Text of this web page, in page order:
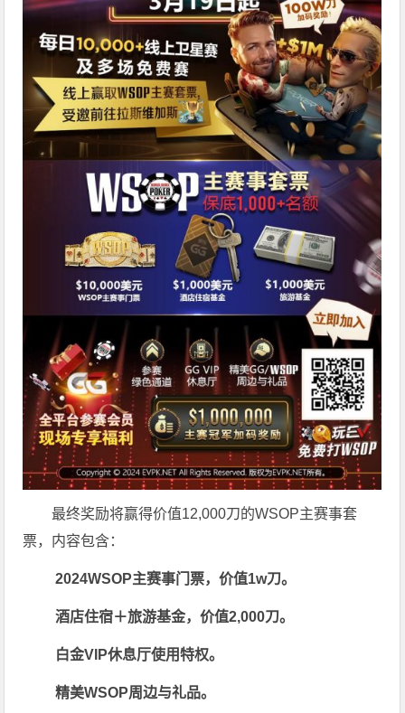
最终奖励将赢得价值12,000刀的WSOP主赛事套
票，内容包含：
2024WSOP主赛事门票，价值1w刀。
酒店住宿＋旅游基金，价值2,000刀。
白金VIP休息厅使用特权。
精美WSOP周边与礼品。